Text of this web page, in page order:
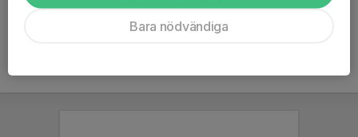
Bara nödvändiga